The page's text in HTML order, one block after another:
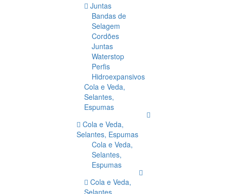
Juntas
Bandas de
Selagem
Cordões
Juntas
Waterstop
Perfis
Hidroexpansivos
Cola e Veda,
Selantes,
Espumas
Cola e Veda,
Selantes, Espumas
Cola e Veda,
Selantes,
Espumas
Cola e Veda,
Selantes,